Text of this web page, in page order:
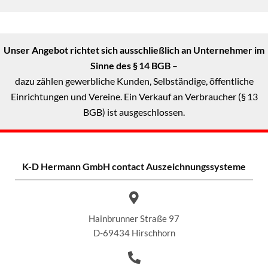
Unser Angebot richtet sich ausschließlich an Unternehmer im
Sinne des § 14 BGB –
dazu zählen gewerbliche Kunden, Selbständige, öffentliche
Einrichtungen und Vereine. Ein Verkauf an Verbraucher (§ 13
BGB) ist ausgeschlossen.
K-D Hermann GmbH contact Auszeichnungssysteme
Hainbrunner Straße 97
D-69434 Hirschhorn